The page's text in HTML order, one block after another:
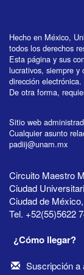
Hecho en México,
todos los derechos
Esta página y sus
lucrativos, siempre
dirección electrónica.
De otra forma,
Sitio web
Cualquier asunto
padiij@unam.mx
Circuito Maestro
Ciudad
Ciudad de
Tel. +52(55)5622
¿Cómo llegar?
Suscripción a